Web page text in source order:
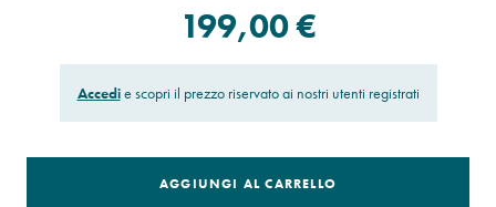
199,00 €
Accedie scopri il prezzo riservato ai nostri utenti registrati
AGGIUNGI AL CARRELLO